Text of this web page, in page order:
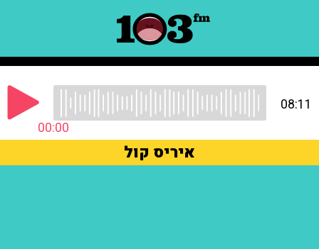
00:00
08:11
איריס קול